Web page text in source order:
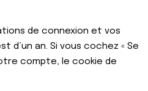
de connexion et vos
d’un an. Si vous cochez « Se
compte, le cookie de